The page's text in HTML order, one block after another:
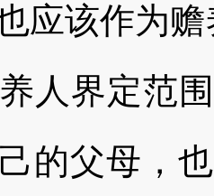
应该作为
界定范围
的父母，